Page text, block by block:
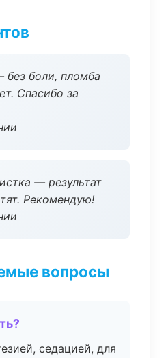
боли, пломба
Спасибо за
— результат
Рекомендую!
вопросы
седацией, для